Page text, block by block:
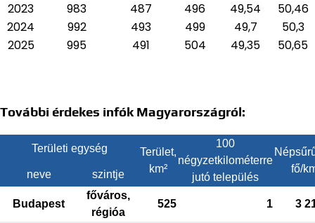
2023
983 487 496 49,54
50,46
2024
992 493 499 49,7
50,3
2025
995 491 504 49,35 50,65
További érdekes infók Magyarországról:
Területi egység
Terület,
km²
100
négyzetkilométerre
jutó település
fő/
neve szintje
Budapest
főváros,
régióa
525 1 3